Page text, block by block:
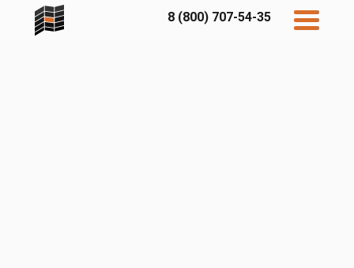
8 (800) 707-54-35